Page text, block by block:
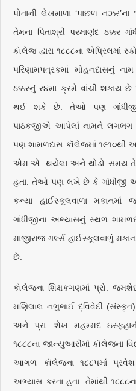
પોતાની લેખમાળા ‘પાછળ
તેમના પિતાશ્રી પરમાણંદ ઠક્કર
કૉલેજ દ્વારા ૧૮૮૮ના એપ્રિલમાં
પરિણામપત્રકમાં મોહનદાસનું
ઠક્કરનું ર૪મા ક્રમે વાંચી શકાય છે
થઈ શકે છે. તેઓ પણ
પાઠકજીએ આપેલાં નામને
પણ શામળદાસ કૉલેજમાં ૧૯૧૦થી
એમ.એ. થયેલા અને થોડો સમય તે
હતા. તેઓ પણ લખે છે કે ગાંધીજી અને
કન્યા હાઈસ્કૂલવાળા
ગાંધીજીના અભ્યાસનું સ્થળ
માજીરાજ ગર્લ્સ હાઈસ્કૂલવાળું
છે.
કૉલેજના શિક્ષકગણમાં પ્રો.
મણિલાલ નભુભાઈ દ્વિવેદી
અને પ્રા. શેખ મહમ્મદ
૧૮૮૮ના જાન્યુઆરીમાં કૉલેજના
આગળ કૉલેજના ૧૮૮પમાં પ્રવેશ
અભ્યાસ કરતા હતા. તેમાંથી